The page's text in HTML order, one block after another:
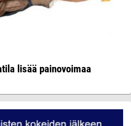
lisää painovoimaa